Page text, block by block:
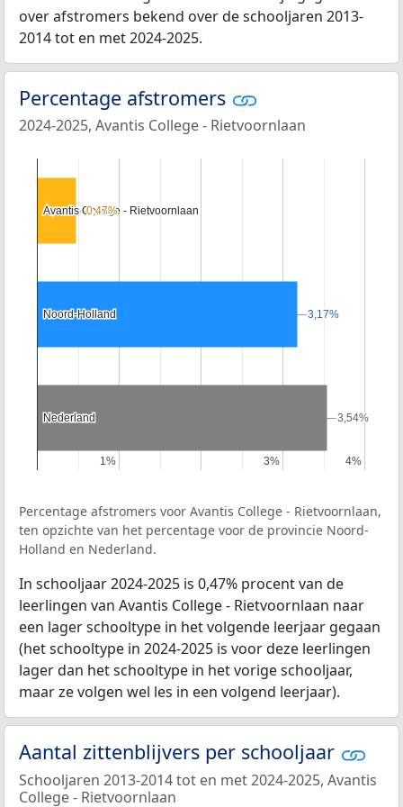
over afstromers bekend over de schooljaren 2013-
2014 tot en met 2024-2025.
Percentage afstromers
2024-2025, Avantis College - Rietvoornlaan
1%
1% 3%
3% 4%
4%
Avantis College - Rietvoornlaan
Avantis College - Rietvoornlaan
Noord-Holland
Noord-Holland
Nederland
Nederland
0,47%
0,47%
3,17%
3,17%
3,54%
3,54%
Percentage afstromers voor Avantis College - Rietvoornlaan,
ten opzichte van het percentage voor de provincie Noord-
Holland en Nederland.
In schooljaar 2024-2025 is 0,47% procent van de
leerlingen van Avantis College - Rietvoornlaan naar
een lager schooltype in het volgende leerjaar gegaan
(het schooltype in 2024-2025 is voor deze leerlingen
lager dan het schooltype in het vorige schooljaar,
maar ze volgen wel les in een volgend leerjaar).
Aantal zittenblijvers per schooljaar
Schooljaren 2013-2014 tot en met 2024-2025, Avantis
College - Rietvoornlaan